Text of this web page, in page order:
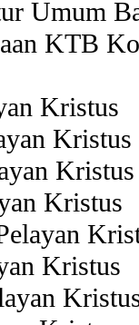
Umum
KTB
Kristus
Kristus
Kristus
Kristus
Kristus